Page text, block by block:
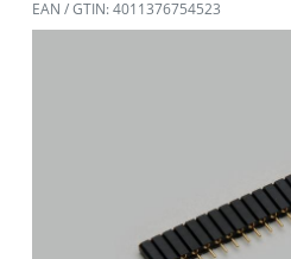
EAN / GTIN: 4011376754523